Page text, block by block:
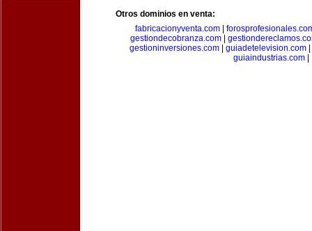
Otros dominios en venta:
fabricacionyventa.com|
gestiondecobranza.com|
gestioninversiones.com
guiadetelevision.com
guiaindustrias.com|